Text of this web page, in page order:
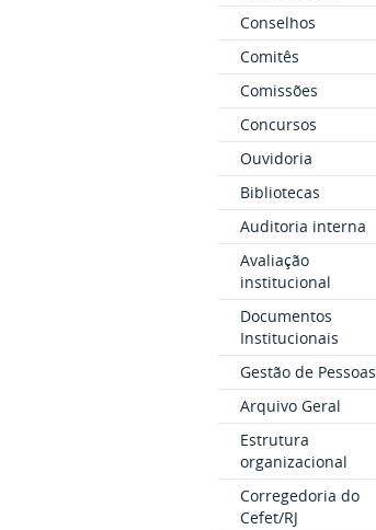
Conselhos
Comitês
Comissões
Concursos
Ouvidoria
Bibliotecas
Auditoria interna
Avaliação
institucional
Documentos
Institucionais
Gestão de Pessoas
Arquivo Geral
Estrutura
organizacional
Corregedoria do
Cefet/RJ